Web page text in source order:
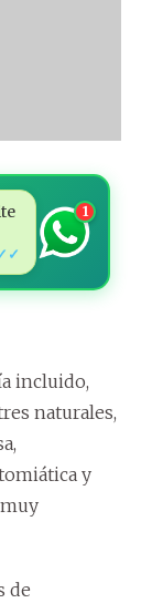
1
incluido,
naturales,
y
de